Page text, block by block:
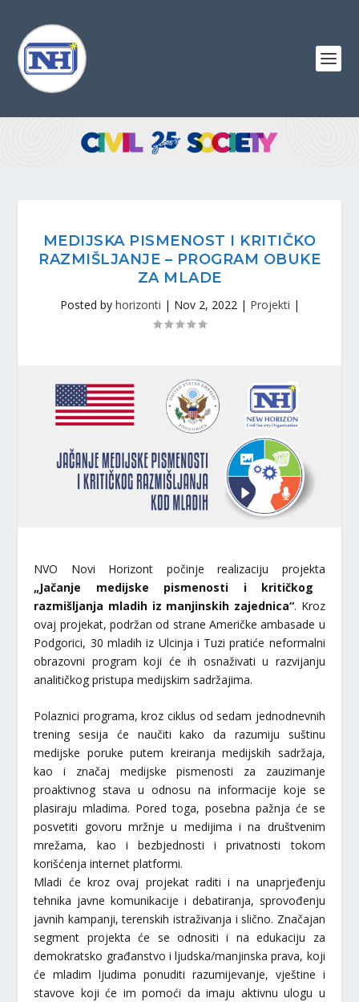
MEDIJSKA PISMENOST I KRITIČKO
RAZMIŠLJANJE – PROGRAM OBUKE
ZA MLADE
Posted by horizonti | Nov 2, 2022| Projekti |
NVO Novi Horizont počinje realizaciju projekta
„Jačanje medijske pismenosti i kritičkog
razmišljanja mladih iz manjinskih zajednica“. Kroz
ovaj projekat, podržan od strane Američke ambasade u
Podgorici, 30 mladih iz Ulcinja i Tuzi pratiće neformalni
obrazovni program koji će ih osnaživati u razvijanju
analitičkog pristupa medijskim sadržajima.
Polaznici programa, kroz ciklus od sedam jednodnevnih
trening sesija će naučiti kako da razumiju suštinu
medijske poruke putem kreiranja medijskih sadržaja,
kao i značaj medijske pismenosti za zauzimanje
proaktivnog stava u odnosu na informacije koje se
plasiraju mladima. Pored toga, posebna pažnja će se
posvetiti govoru mržnje u medijima i na društvenim
mrežama, kao i bezbjednosti i privatnosti tokom
korišćenja internet platformi.
Mladi će kroz ovaj projekat raditi i na unaprjeđenju
tehnika javne komunikacije i debatiranja, sprovođenju
javnih kampanji, terenskih istraživanja i slično. Značajan
segment projekta će se odnositi i na edukaciju za
demokratsko građanstvo i ljudska/manjinska prava, koji
će mladim ljudima ponuditi razumijevanje, vještine i
stavove koji će im pomoći da imaju aktivnu ulogu u